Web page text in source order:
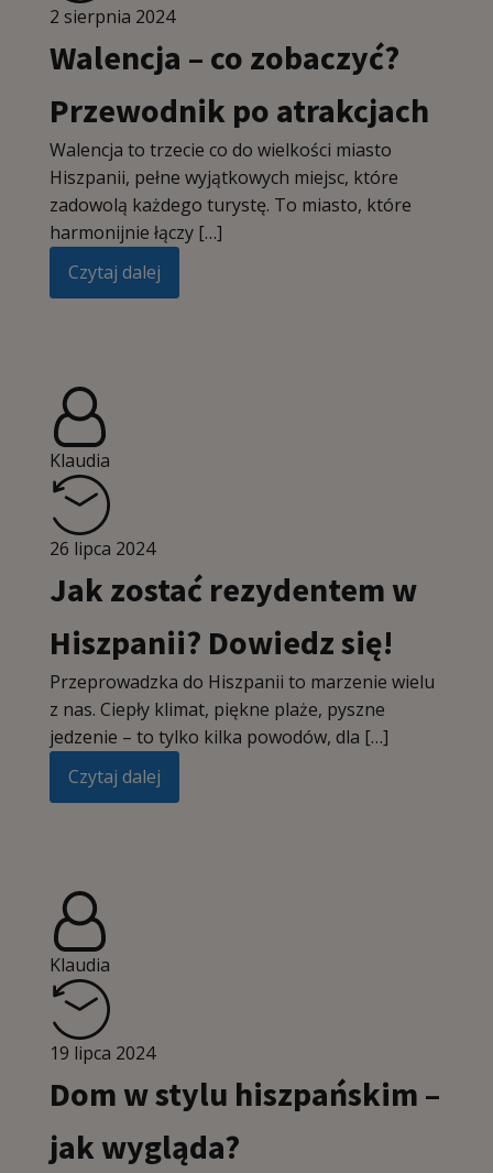
2 sierpnia 2024
Walencja – co zobaczyć?
Przewodnik po atrakcjach
Walencja to trzecie co do wielkości miasto
Hiszpanii, pełne wyjątkowych miejsc, które
zadowolą każdego turystę. To miasto, które
harmonijnie łączy […]
Czytaj dalej
Klaudia
26 lipca 2024
Jak zostać rezydentem w
Hiszpanii? Dowiedz się!
Przeprowadzka do Hiszpanii to marzenie wielu
z nas. Ciepły klimat, piękne plaże, pyszne
jedzenie – to tylko kilka powodów, dla […]
Czytaj dalej
Klaudia
19 lipca 2024
Dom w stylu hiszpańskim –
jak wygląda?